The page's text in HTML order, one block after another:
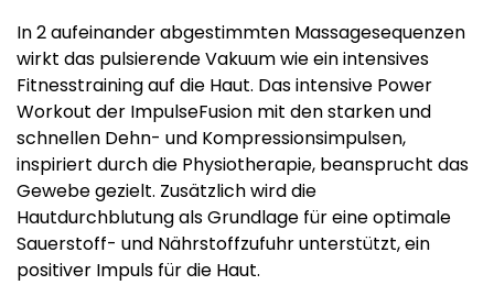
In 2 aufeinander abgestimmten Massagesequenzen
wirkt das pulsierende Vakuum wie ein intensives
Fitnesstraining auf die Haut. Das intensive Power
Workout der ImpulseFusion mit den starken und
schnellen Dehn- und Kompressionsimpulsen,
inspiriert durch die Physiotherapie, beansprucht das
Gewebe gezielt. Zusätzlich wird die
Hautdurchblutung als Grundlage für eine optimale
Sauerstoff- und Nährstoffzufuhr unterstützt, ein
positiver Impuls für die Haut.